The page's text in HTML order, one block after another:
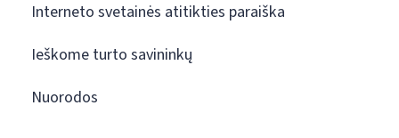
Interneto svetainės atitikties paraiška
Ieškome turto savininkų
Nuorodos